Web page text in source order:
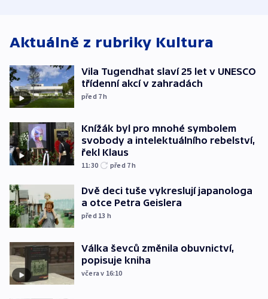
Aktuálně z rubriky Kultura
Vila Tugendhat slaví 25 let v UNESCO
třídenní akcí v zahradách
před 7h
Knížák byl pro mnohé symbolem
svobody a intelektuálního rebelství,
řekl Klaus
11:30 před 7h
Dvě deci tuše vykreslují japanologa
a otce Petra Geislera
před 13 h
Válka ševců změnila obuvnictví,
popisuje kniha
včera v 16:10